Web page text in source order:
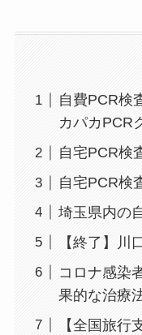
自費PCR検
カパカPCR
自宅PCR検
自宅PCR検
埼玉県内の
【終了】川
コロナ感染
果的な治療
【全国旅行